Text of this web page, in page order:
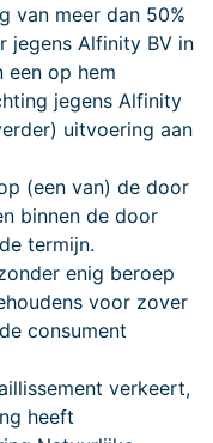
van meer dan 50%
jegens Alfinity BV in
een op hem
jegens Alfinity
uitvoering aan
(een van) de door
binnen de door
termijn.
enig beroep
voor zover
consument
verkeert,
heeft